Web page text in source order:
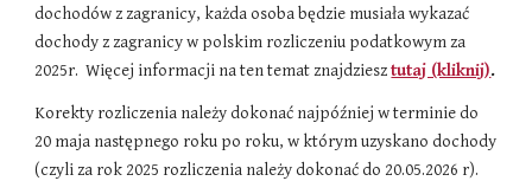
dochodów z zagranicy, każda osoba będzie musiała wykazać
dochody z zagranicy w polskim rozliczeniu podatkowym za
2025r. Więcej informacji na ten temat znajdziesztutaj (kliknij).
Korekty rozliczenia należy dokonać najpóźniej w terminie do
20 maja następnego roku po roku, w którym uzyskano dochody
(czyli za rok 2025 rozliczenia należy dokonać do 20.05.2026 r).